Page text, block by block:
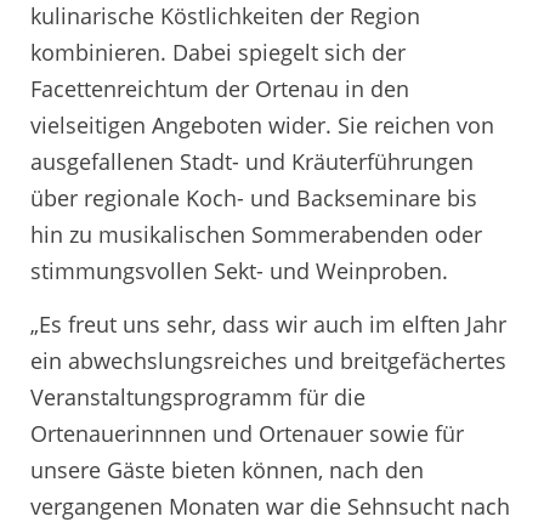
kulinarische Köstlichkeiten der Region
kombinieren. Dabei spiegelt sich der
Facettenreichtum der Ortenau in den
vielseitigen Angeboten wider. Sie reichen von
ausgefallenen Stadt- und Kräuterführungen
über regionale Koch- und Backseminare bis
hin zu musikalischen Sommerabenden oder
stimmungsvollen Sekt- und Weinproben.
„Es freut uns sehr, dass wir auch im elften Jahr
ein abwechslungsreiches und breitgefächertes
Veranstaltungsprogramm für die
Ortenauerinnnen und Ortenauer sowie für
unsere Gäste bieten können, nach den
vergangenen Monaten war die Sehnsucht nach